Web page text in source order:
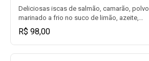
Deliciosas iscas de salmão, camarão, polvo
marinado a frio no suco de limão, azeite,
tomate cereja, cebolinha, cebola roxa,
especiarias(opção picante) 350g
R$ 98,00